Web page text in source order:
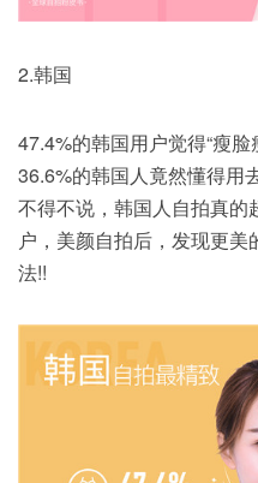
2.韩国
47.4%的韩国用户觉得“瘦
36.6%的韩国人竟然懂得用
不得不说，韩国人自拍真的
户，美颜自拍后，发现更
法!!